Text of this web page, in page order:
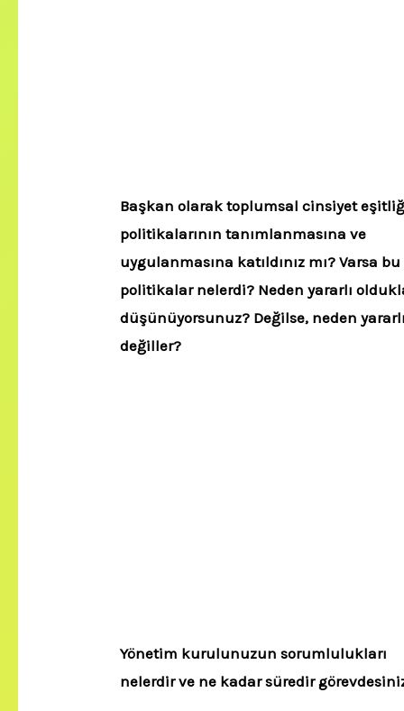
Başkan olarak toplumsal cinsiyet
politikalarının tanımlanmasına ve
uygulanmasına katıldınız mı? Varsa bu
politikalar nelerdi? Neden yararlı
düşünüyorsunuz? Değilse, neden
değiller?
Yönetim kurulunuzun sorumlulukları
nelerdir ve ne kadar süredir